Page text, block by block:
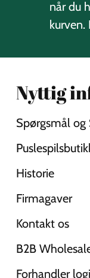
når du
Nyttig
Spørgsmål og
Historie
Firmagaver
Kontakt os
B2B
Forhandler